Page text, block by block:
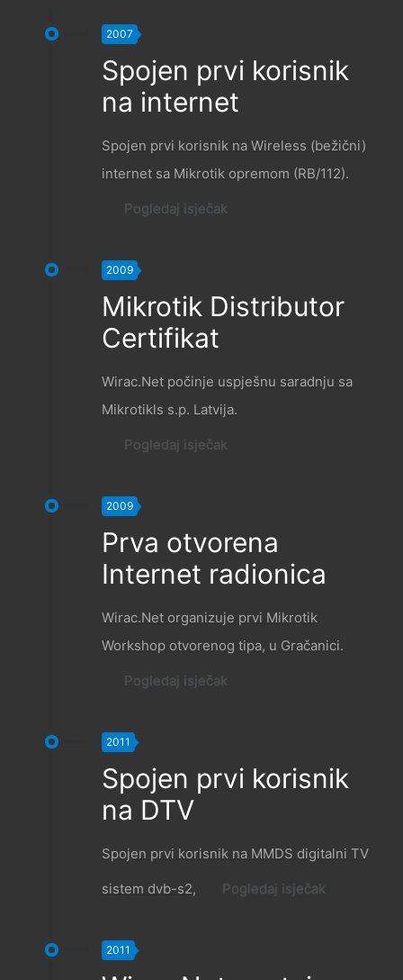
2007
Spojen prvi korisnik
na internet
Spojen prvi korisnik na Wireless (bežični)
internet sa Mikrotik opremom (RB/112).
Pogledaj isječak
2009
Mikrotik Distributor
Certifikat
Wirac.Net počinje uspješnu saradnju sa
Mikrotikls s.p. Latvija.
Pogledaj isječak
2009
Prva otvorena
Internet radionica
Wirac.Net organizuje prvi Mikrotik
Workshop otvorenog tipa, u Gračanici.
Pogledaj isječak
2011
Spojen prvi korisnik
na DTV
Spojen prvi korisnik na MMDS digitalni TV
sistem dvb-s2, Pogledaj isječak
2011